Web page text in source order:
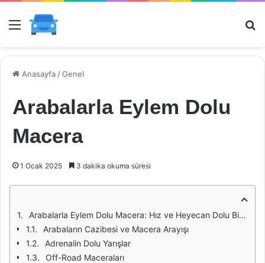
Menü
Anasayfa /Genel
Arabalarla Eylem Dolu
Macera
1 Ocak 2025 3 dakika okuma süresi
Arabalarla Eylem Dolu Macera: Hız ve Heyecan Dolu Bir Yolculuk
Arabaların Cazibesi ve Macera Arayışı
Adrenalin Dolu Yarışlar
Off-Road Maceraları